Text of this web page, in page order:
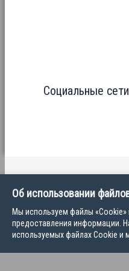
Социальные сети
Copyright © 2026
Об использовании
Мы используем файлы «Cookie»
предоставления информации.
используемых файлах Cookie и